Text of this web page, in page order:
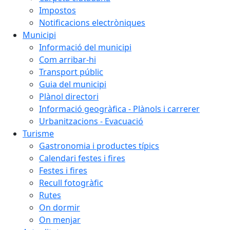
Impostos
Notificacions electròniques
Municipi
Informació del municipi
Com arribar-hi
Transport públic
Guia del municipi
Plànol directori
Informació geogràfica - Plànols i carrerer
Urbanitzacions - Evacuació
Turisme
Gastronomia i productes típics
Calendari festes i fires
Festes i fires
Recull fotogràfic
Rutes
On dormir
On menjar